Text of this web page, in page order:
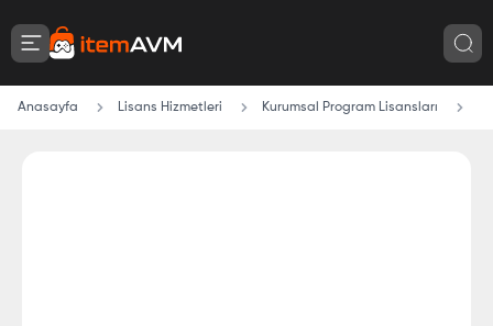
Anasayfa Lisans Hizmetleri Kurumsal Program Lisansları